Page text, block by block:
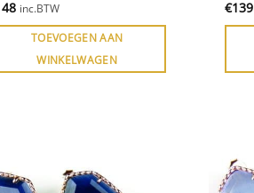
inc.BTW
TOEVOEGEN AAN
WINKELWAGEN
€139